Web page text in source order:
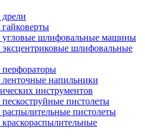
угловые шлифовальные машины
шлифовальные
напильники
инструментов
пистолеты
пистолеты